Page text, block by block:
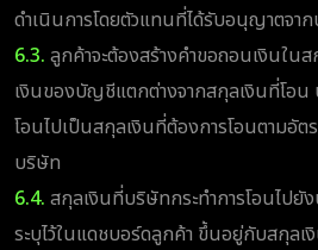
ดำเนินการโดยตัวแทนที่ได้รับอนุญาตจา
6.3. ลูกค้าจะต้องสร้างคำขอถอนเงินใ
เงินของบัญชีแตกต่างจากสกุลเงินที่โอน
โอนไปเป็นสกุลเงินที่ต้องการโอนตามอั
บริษัท
6.4. สกุลเงินที่บริษัทกระทำการโอนไป
ระบุไว้ในแดชบอร์ดลูกค้า ขึ้นอยู่กับสกุล